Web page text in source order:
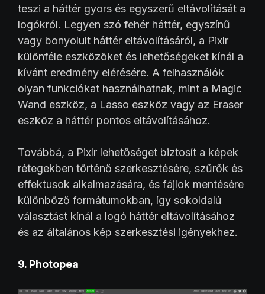
teszi a háttér gyors és egyszerű eltávolítását a
logókról. Legyen szó fehér háttér, egyszínű
vagy bonyolult háttér eltávolításáról, a Pixlr
különféle eszközöket és lehetőségeket kínál a
kívánt eredmény elérésére. A felhasználók
olyan funkciókat használhatnak, mint a Magic
Wand eszköz, a Lasso eszköz vagy az Eraser
eszköz a háttér pontos eltávolításához.
Továbbá, a Pixlr lehetőséget biztosít a képek
rétegekben történő szerkesztésére, szűrők és
effektusok alkalmazására, és fájlok mentésére
különböző formátumokban, így sokoldalú
választást kínál a logó háttér eltávolításához
és az általános kép szerkesztési igényekhez.
9. Photopea